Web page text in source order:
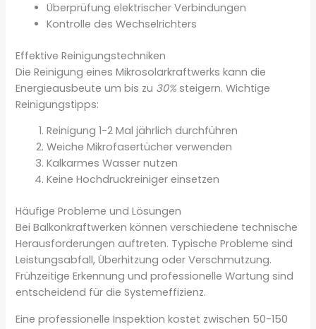
Überprüfung elektrischer Verbindungen
Kontrolle des Wechselrichters
Effektive Reinigungstechniken
Die Reinigung eines Mikrosolarkraftwerks kann die
Energieausbeute um bis zu 30% steigern. Wichtige
Reinigungstipps:
Reinigung 1-2 Mal jährlich durchführen
Weiche Mikrofasertücher verwenden
Kalkarmes Wasser nutzen
Keine Hochdruckreiniger einsetzen
Häufige Probleme und Lösungen
Bei Balkonkraftwerken können verschiedene technische
Herausforderungen auftreten. Typische Probleme sind
Leistungsabfall, Überhitzung oder Verschmutzung.
Frühzeitige Erkennung und professionelle Wartung sind
entscheidend für die Systemeffizienz.
Eine professionelle Inspektion kostet zwischen 50-150